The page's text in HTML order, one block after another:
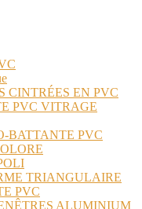
CINTRÉES EN PVC
PVC VITRAGE
BATTANTE PVC
TRIANGULAIRE
PVC
ALUMINIUM